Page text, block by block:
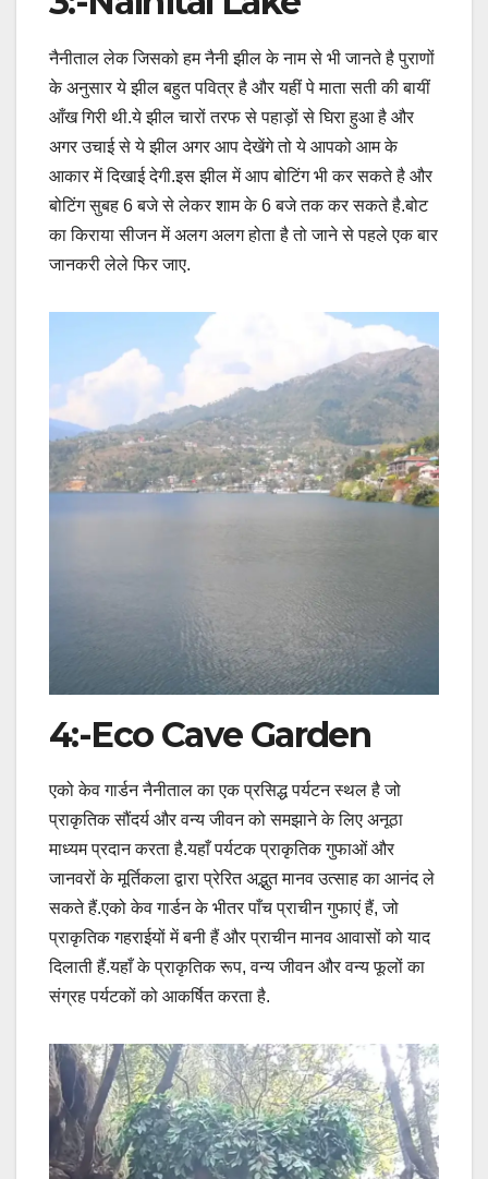
नैनीताल लेक जिसको हम नैनी झील के नाम से भी जानते है पुराणों
के अनुसार ये झील बहुत पवित्र है और यहीं पे माता सती की बायीं
आँख गिरी थी.ये झील चारों तरफ से पहाड़ों से घिरा हुआ है और
अगर उचाई से ये झील अगर आप देखेंगे तो ये आपको आम के
आकार में दिखाई देगी.इस झील में आप बोटिंग भी कर सकते है और
बोटिंग सुबह 6 बजे से लेकर शाम के 6 बजे तक कर सकते है.बोट
का किराया सीजन में अलग अलग होता है तो जाने से पहले एक बार
जानकरी लेले फिर जाए.
4:-Eco Cave Garden
एको केव गार्डन नैनीताल का एक प्रसिद्ध पर्यटन स्थल है जो
प्राकृतिक सौंदर्य और वन्य जीवन को समझाने के लिए अनूठा
माध्यम प्रदान करता है.यहाँ पर्यटक प्राकृतिक गुफाओं और
जानवरों के मूर्तिकला द्वारा प्रेरित अद्भुत मानव उत्साह का आनंद ले
सकते हैं.एको केव गार्डन के भीतर पाँच प्राचीन गुफाएं हैं, जो
प्राकृतिक गहराईयों में बनी हैं और प्राचीन मानव आवासों को याद
दिलाती हैं.यहाँ के प्राकृतिक रूप, वन्य जीवन और वन्य फूलों का
संग्रह पर्यटकों को आकर्षित करता है.